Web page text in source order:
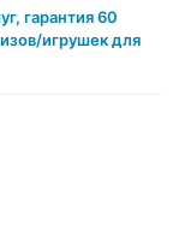
гарантия 60
игрушек для